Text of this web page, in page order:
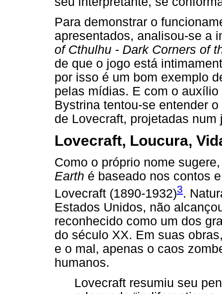
Para demonstrar o
apresentados, analisou-se a
of Cthulhu - Dark Corners of
de que o jogo está
por isso é um bom exemplo
pelas mídias. E com o
Bystrina tentou-se entender
de Lovecraft, projetadas
Lovecraft, Loucura,
Como o próprio nome
Earth é baseado nos contos
Lovecraft (1890-1932)3.
Estados Unidos, não
reconhecido como um dos
do século XX. Em suas
e o mal, apenas o caos
humanos.
Lovecraft resumiu seu